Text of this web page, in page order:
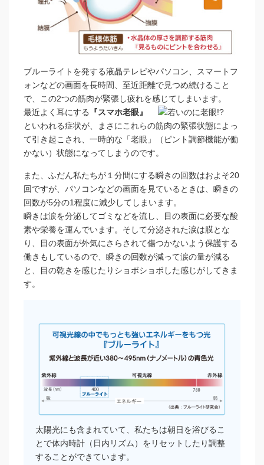
ブルーライトを発する液晶テレビやパソコン、スマートフ
ォンなどの画面を長時間、至近距離で見つめ続けること
で、この2つの筋肉が緊張し疲れを感じてしまいます。
最近よく耳にする
『スマホ老眼』
といわれる症状が、まさにこれらの筋肉の緊張状態によっ
て引き起こされ、一時的な「老眼」（ピント調節機能が働
かない）状態になってしまうのです。
また、ふだん私たちが１分間にする瞬きの回数はおよそ20
回ですが、パソコンなどの画面を見ているときは、瞬きの
回数が5分の1程度に減少してしまいます。
瞬きは涙を分泌してゴミなどを流し、目の表面に必要な酸
素や栄養を運んでいます。そして分泌された涙は膜とな
り、目の表面が外気にさらされて傷つかないよう保護する
働きもしているので、瞬きの回数が減って涙の量が減る
と、目の乾きを感じたりショボショボした感じがしてきま
す。
太陽光にも含まれていて、私たちは朝日を浴びるこ
とで体内時計（日内リズム）をリセットしたり調整
することができています。